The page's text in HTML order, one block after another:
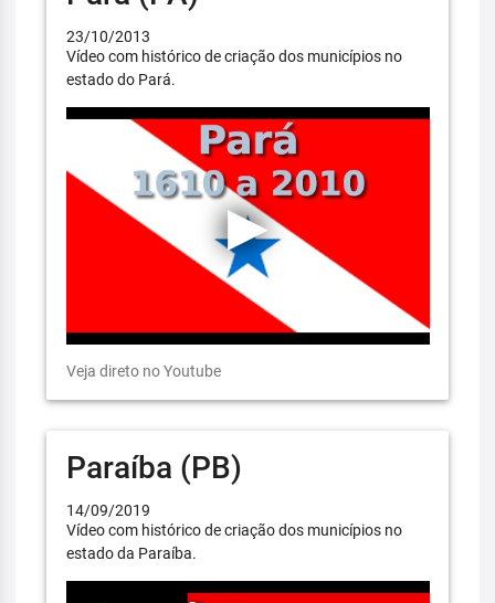
23/10/2013
Vídeo com histórico de criação dos municípios no
estado do Pará.
Veja direto no Youtube
Paraíba (PB)
14/09/2019
Vídeo com histórico de criação dos municípios no
estado da Paraíba.